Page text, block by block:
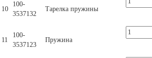
10
100-
3537132
Тарелка пружины
11
100-
3537123
Пружина